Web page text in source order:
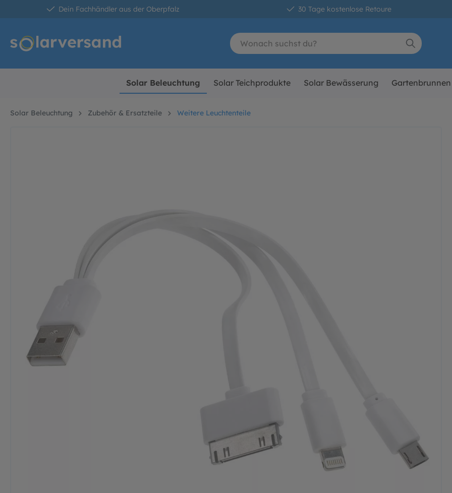
Zur Hauptnavigation springen
Dein Fachhändler aus der Oberpfalz 30 Tage kostenlose Retoure
Solar Beleuchtung Solar Teichprodukte Solar Bewässerung Gartenbrunnen
Solar Beleuchtung Zubehör & Ersatzteile Weitere Leuchtenteile